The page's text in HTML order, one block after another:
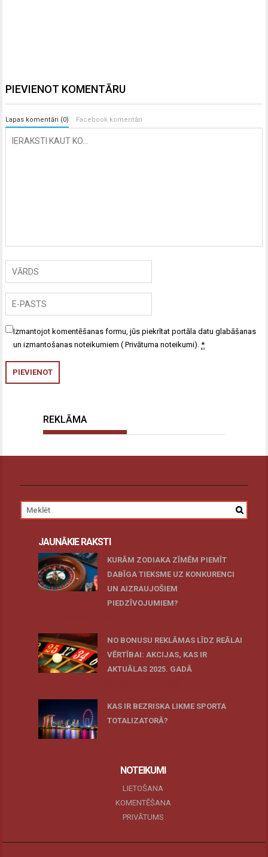
PIEVIENOT KOMENTĀRU
Lapas komentāri (0) Facebook komentāri
Izmantojot komentēšanas formu, jūs piekrītat portāla datu glabāšanas
un izmantošanas noteikumiem ( Privātuma noteikumi).*
REKLĀMA
JAUNĀKIE RAKSTI
KURĀM ZODIAKA ZĪMĒM PIEMĪT
DABĪGA TIEKSME UZ KONKURENCI
UN AIZRAUJOŠIEM
PIEDZĪVOJUMIEM?
NO BONUSU REKLĀMAS LĪDZ REĀLAI
VĒRTĪBAI: AKCIJAS, KAS IR
AKTUĀLAS 2025. GADĀ
KAS IR BEZRISKA LIKME SPORTA
TOTALIZATORĀ?
NOTEIKUMI
LIETOŠANA
KOMENTĒŠANA
PRIVĀTUMS